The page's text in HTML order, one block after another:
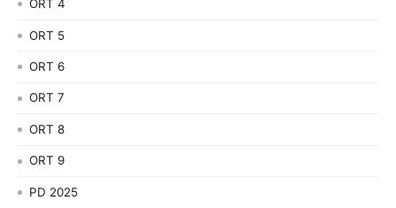
ORT 4
ORT 5
ORT 6
ORT 7
ORT 8
ORT 9
PD 2025